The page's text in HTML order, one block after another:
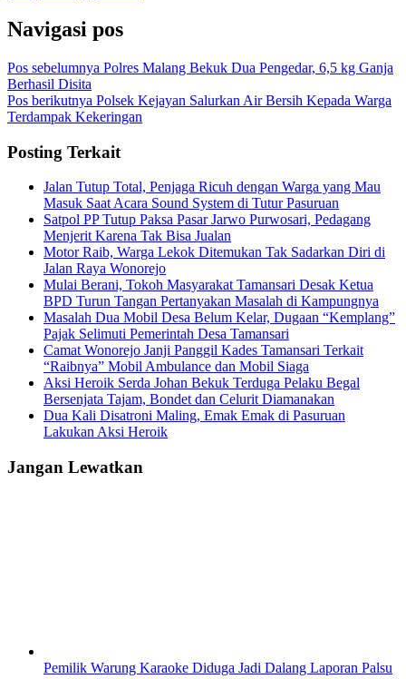
Navigasi pos
Pos sebelumnya Polres Malang Bekuk Dua Pengedar, 6,5 kg Ganja
Berhasil Disita
Pos berikutnya Polsek Kejayan Salurkan Air Bersih Kepada Warga
Terdampak Kekeringan
Posting Terkait
Jalan Tutup Total, Penjaga Ricuh dengan Warga yang Mau
Masuk Saat Acara Sound System di Tutur Pasuruan
Satpol PP Tutup Paksa Pasar Jarwo Purwosari, Pedagang
Menjerit Karena Tak Bisa Jualan
Motor Raib, Warga Lekok Ditemukan Tak Sadarkan Diri di
Jalan Raya Wonorejo
Mulai Berani, Tokoh Masyarakat Tamansari Desak Ketua
BPD Turun Tangan Pertanyakan Masalah di Kampungnya
Masalah Dua Mobil Desa Belum Kelar, Dugaan “Kemplang”
Pajak Selimuti Pemerintah Desa Tamansari
Camat Wonorejo Janji Panggil Kades Tamansari Terkait
“Raibnya” Mobil Ambulance dan Mobil Siaga
Aksi Heroik Serda Johan Bekuk Terduga Pelaku Begal
Bersenjata Tajam, Bondet dan Celurit Diamanakan
Dua Kali Disatroni Maling, Emak Emak di Pasuruan
Lakukan Aksi Heroik
Jangan Lewatkan
Pemilik Warung Karaoke Diduga Jadi Dalang Laporan Palsu